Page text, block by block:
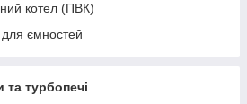
котел (ПВК)
для ємностей
та турбопечі